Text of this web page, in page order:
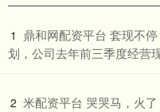
1 鼎和网配资平台 套现不
划，公司去年前三季度经营
2 米配资平台 哭哭马，火了